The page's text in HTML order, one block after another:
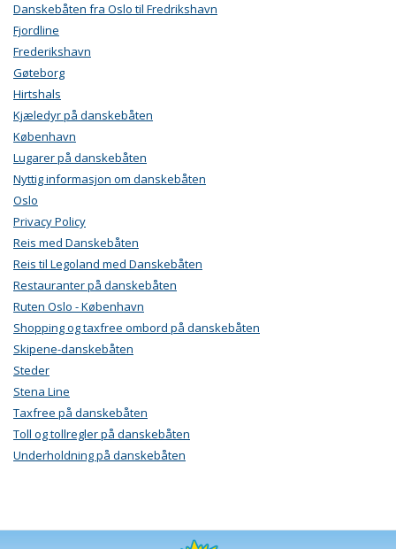
Danskebåten fra Oslo til Fredrikshavn
Fjordline
Frederikshavn
Gøteborg
Hirtshals
Kjæledyr på danskebåten
København
Lugarer på danskebåten
Nyttig informasjon om danskebåten
Oslo
Privacy Policy
Reis med Danskebåten
Reis til Legoland med Danskebåten
Restauranter på danskebåten
Ruten Oslo - København
Shopping og taxfree ombord på danskebåten
Skipene-danskebåten
Steder
Stena Line
Taxfree på danskebåten
Toll og tollregler på danskebåten
Underholdning på danskebåten